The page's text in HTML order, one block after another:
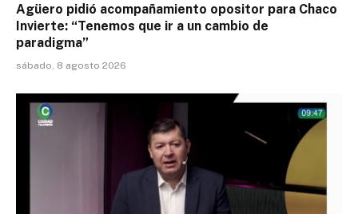
Agüero pidió acompañamiento opositor para Chaco
Invierte: “Tenemos que ir a un cambio de
paradigma”
sábado, 8 agosto 2026